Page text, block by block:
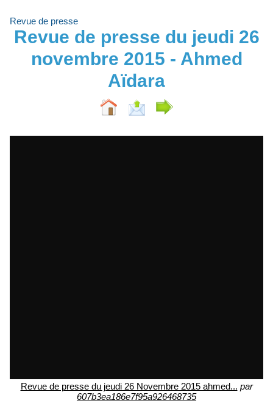
Revue de presse
Revue de presse du jeudi 26
novembre 2015 - Ahmed
Aïdara
Revue de presse du jeudi 26 Novembre 2015 ahmed... par
607b3ea186e7f95a926468735